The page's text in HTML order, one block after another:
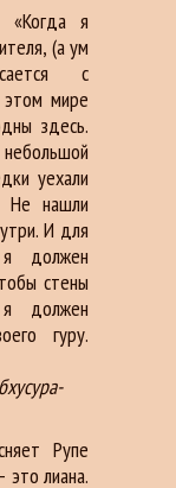
«Когда я
(а ум
с
этом мире
здесь.
уехали
Не нашли
И для
должен
стены
должен
гуру.
Рупе
это лиана.